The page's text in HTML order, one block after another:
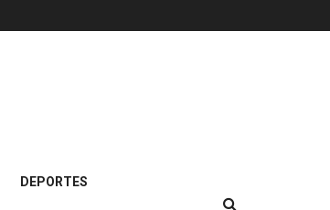
DEPORTES